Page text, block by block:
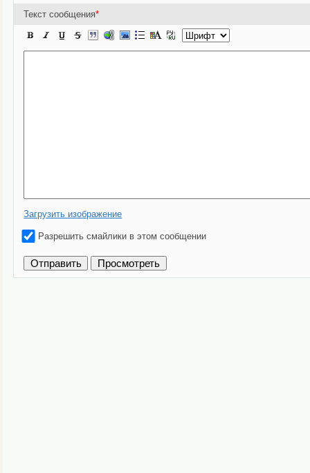
Текст сообщения*
Загрузить изображение
Разрешить смайлики в этом сообщении